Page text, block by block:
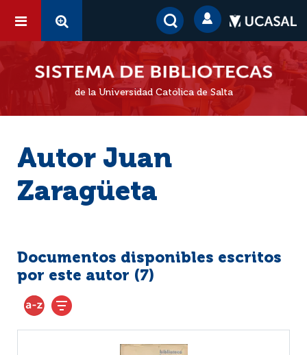
de la Universidad Católica de Salta
Autor Juan
Zaragüeta
Documentos disponibles escritos
por este autor (7)